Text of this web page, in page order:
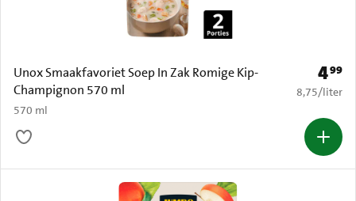
Unox Smaakfavoriet Soep In Zak Romige Kip-
Champignon 570 ml
570 ml
Prijs:
499
€ 8,75 per
8,75/liter